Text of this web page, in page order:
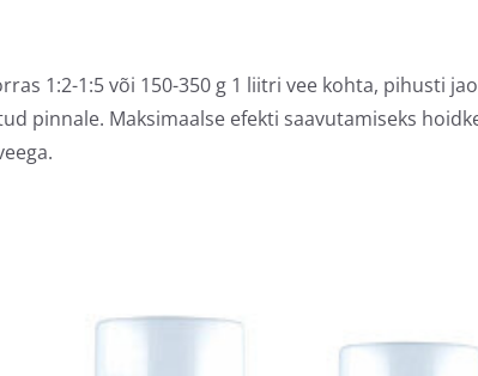
1:2-1:5 või 150-350 g 1 liitri vee kohta, pihusti
pinnale. Maksimaalse efekti saavutamiseks